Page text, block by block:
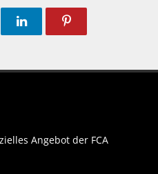
Angebot der FCA